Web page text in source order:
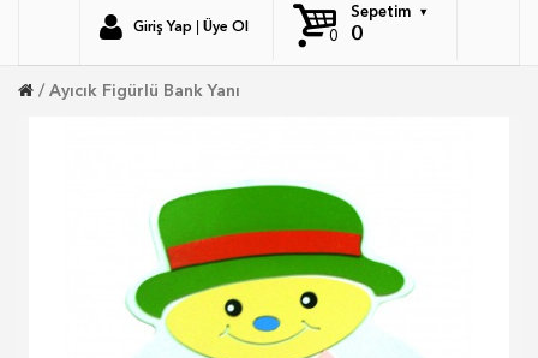
Giriş Yap Üye Ol
Sepetim
0
0
Ayıcık Figürlü Bank Yanı